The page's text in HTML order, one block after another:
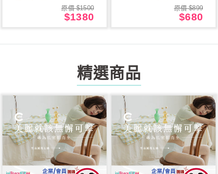
原價 $1500
$1380
原價 $899
$680
精選商品